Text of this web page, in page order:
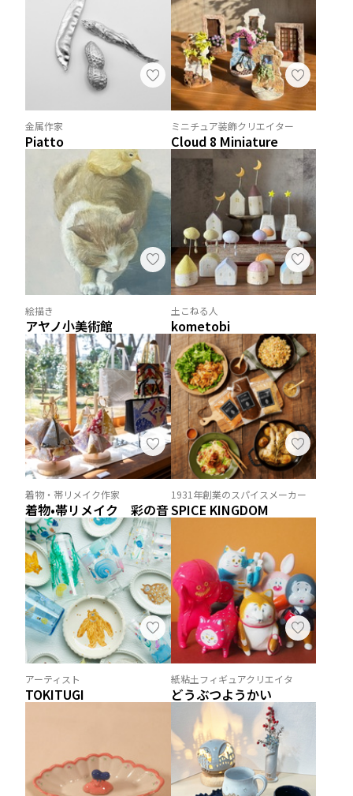
金属作家
Piatto
ミニチュア装飾クリエイター
Cloud 8 Miniature
絵描き
アヤノ小美術館
土こねる人
kometobi
着物・帯リメイク作家
着物•帯リメイク 彩の音
1931年創業のスパイスメーカー
SPICE KINGDOM
アーティスト
TOKITUGI
紙粘土フィギュアクリエイタ
どうぶつようかい